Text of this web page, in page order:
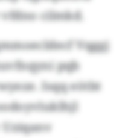
cilmkd.
Vqggj
pqb
Isqq eötbt